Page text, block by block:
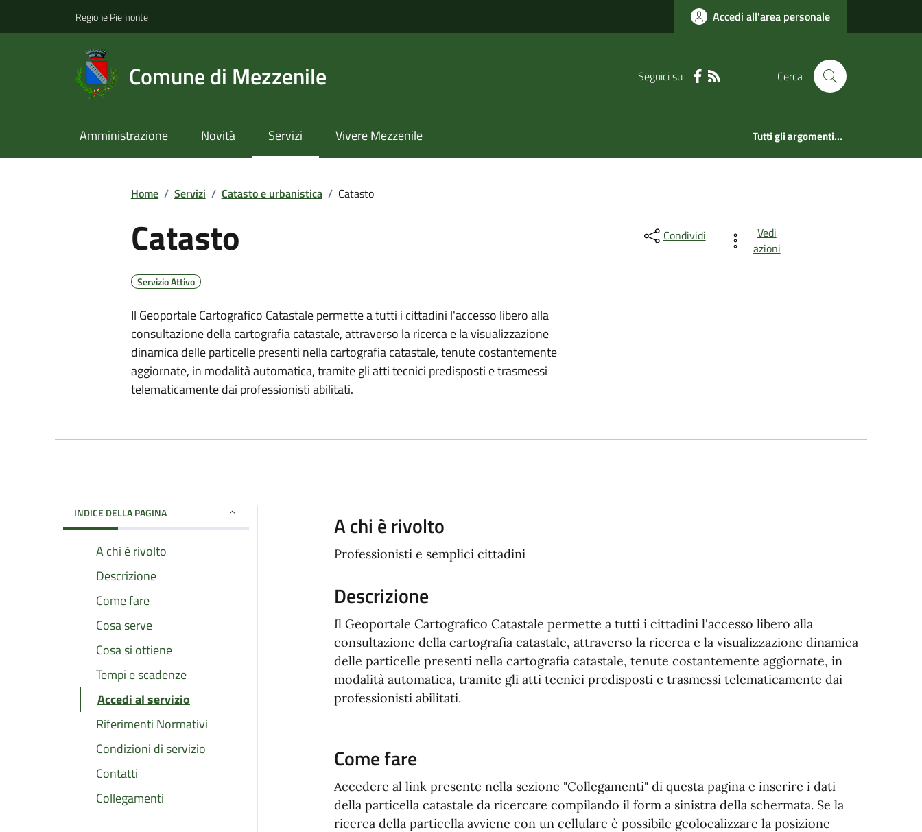
Regione Piemonte Accedi all'area personale
Comune di Mezzenile Seguici su Cerca
Amministrazione Novità Servizi Vivere Mezzenile Tutti gli argomenti...
Home / Servizi / Catasto e urbanistica / Catasto
Catasto
Servizio Attivo
Il Geoportale Cartografico Catastale permette a tutti i cittadini l'accesso libero alla
consultazione della cartografia catastale, attraverso la ricerca e la visualizzazione
dinamica delle particelle presenti nella cartografia catastale, tenute costantemente
aggiornate, in modalità automatica, tramite gli atti tecnici predisposti e trasmessi
telematicamente dai professionisti abilitati.
Condividi
Vedi
azioni
INDICE DELLA PAGINA
A chi è rivolto
Descrizione
Come fare
Cosa serve
Cosa si ottiene
Tempi e scadenze
Accedi al servizio
Riferimenti Normativi
Condizioni di servizio
Contatti
Collegamenti
A chi è rivolto
Professionisti e semplici cittadini
Descrizione
Il Geoportale Cartografico Catastale permette a tutti i cittadini l'accesso libero alla
consultazione della cartografia catastale, attraverso la ricerca e la visualizzazione dinamica
delle particelle presenti nella cartografia catastale, tenute costantemente aggiornate, in
modalità automatica, tramite gli atti tecnici predisposti e trasmessi telematicamente dai
professionisti abilitati.
Come fare
Accedere al link presente nella sezione "Collegamenti" di questa pagina e inserire i dati
della particella catastale da ricercare compilando il form a sinistra della schermata. Se la
ricerca della particella avviene con un cellulare è possibile geolocalizzare la posizione